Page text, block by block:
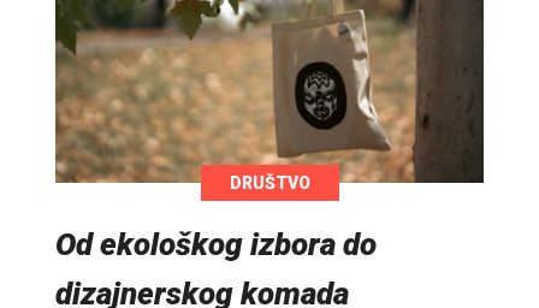
DRUŠTVO
Od ekološkog izbora do
dizajnerskog komada